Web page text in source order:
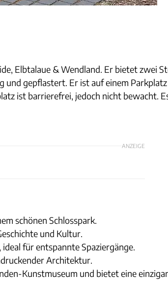
Elbtalaue & Wendland. Er bietet zwei
gepflastert. Er ist auf einem
ist barrierefrei, jedoch nicht bewacht.
ANZEIGE
schönen Schlosspark.
und Kultur.
für entspannte Spaziergänge.
Architektur.
Kunstmuseum und bietet eine